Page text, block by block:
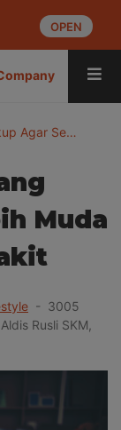
OPEN
Agar Se…
Muda
- 3005
Rusli SKM,